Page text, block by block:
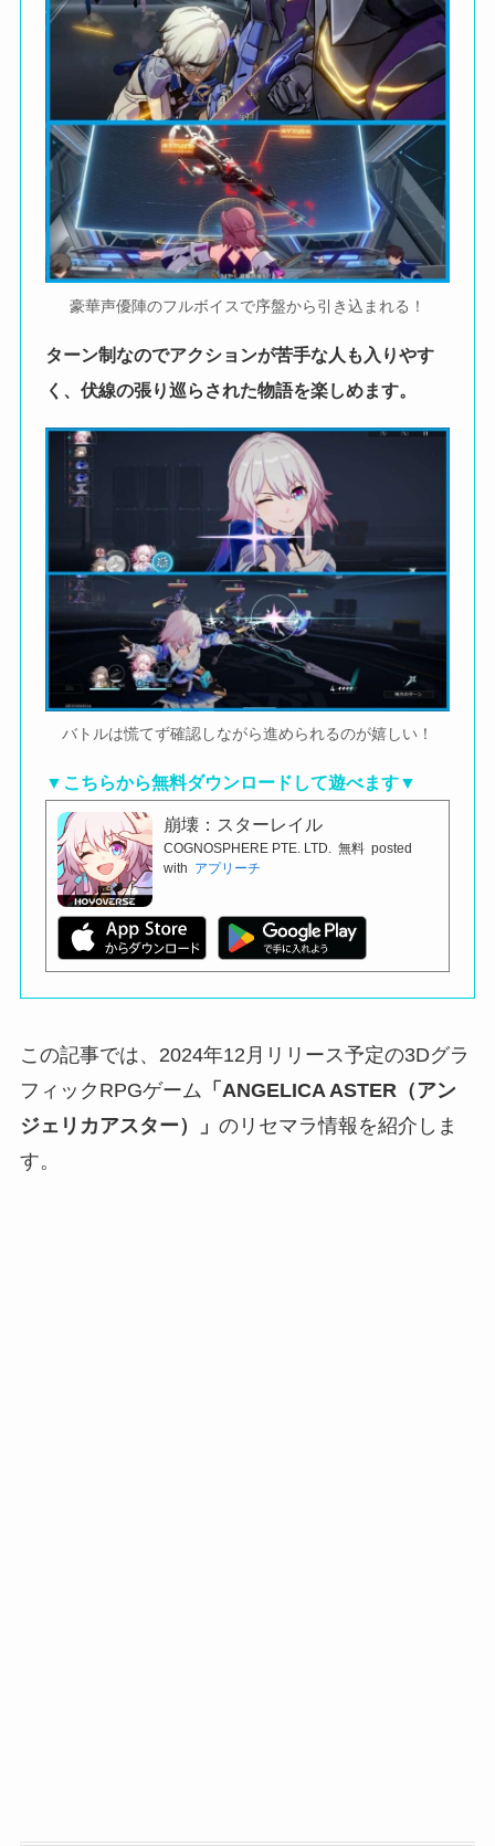
豪華声優陣のフルボイスで序盤から引き込まれる！
ターン制なのでアクションが苦手な人も入りやす
く、伏線の張り巡らされた物語を楽しめます。
バトルは慌てず確認しながら進められるのが嬉しい！
▼こちらから無料ダウンロードして遊べます▼
崩壊：スターレイル
COGNOSPHERE PTE. LTD. 無料 posted
with アプリーチ
この記事では、2024年12月リリース予定の3Dグラ
フィックRPGゲーム 「ANGELICA ASTER（アン
ジェリカアスター）」 のリセマラ情報を紹介しま
す。